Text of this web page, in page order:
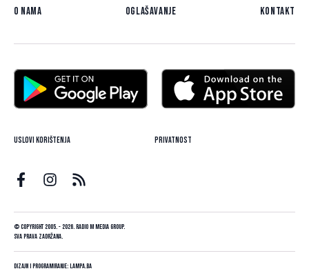
O nama Oglašavanje Kontakt
Uslovi korištenja Privatnost
© Copyright 2005. - 2026. Radio M Media Group.
Sva prava zadržana.
Dizajn i programiranje:Lampa.ba